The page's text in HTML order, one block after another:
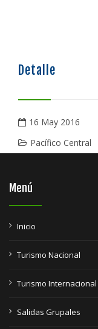
Detalle
16 May 2016
Pacífico Central
Menú
Inicio
Turismo Nacional
Turismo Internacional
Salidas Grupales